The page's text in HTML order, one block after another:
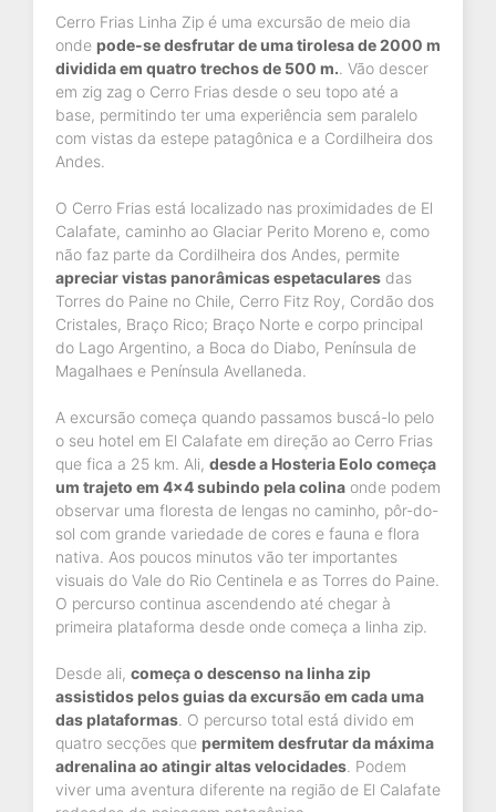
Cerro Frias Linha Zip é uma excursão de meio dia
onde pode-se desfrutar de uma tirolesa de 2000 m
dividida em quatro trechos de 500 m. . Vão descer
em zig zag o Cerro Frias desde o seu topo até a
base, permitindo ter uma experiência sem paralelo
com vistas da estepe patagônica e a Cordilheira dos
Andes.
O Cerro Frias está localizado nas proximidades de El
Calafate, caminho ao Glaciar Perito Moreno e, como
não faz parte da Cordilheira dos Andes, permite
apreciar vistas panorâmicas espetaculares das
Torres do Paine no Chile, Cerro Fitz Roy, Cordão dos
Cristales, Braço Rico; Braço Norte e corpo principal
do Lago Argentino, a Boca do Diabo, Península de
Magalhaes e Península Avellaneda.
A excursão começa quando passamos buscá-lo pelo
o seu hotel em El Calafate em direção ao Cerro Frias
que fica a 25 km. Ali, desde a Hosteria Eolo começa
um trajeto em 4x4 subindo pela colina onde podem
observar uma floresta de lengas no caminho, pôr-do-
sol com grande variedade de cores e fauna e flora
nativa. Aos poucos minutos vão ter importantes
visuais do Vale do Rio Centinela e as Torres do Paine.
O percurso continua ascendendo até chegar à
primeira plataforma desde onde começa a linha zip.
Desde ali, começa o descenso na linha zip
assistidos pelos guias da excursão em cada uma
das plataformas . O percurso total está divido em
quatro secções que permitem desfrutar da máxima
adrenalina ao atingir altas velocidades . Podem
viver uma aventura diferente na região de El Calafate